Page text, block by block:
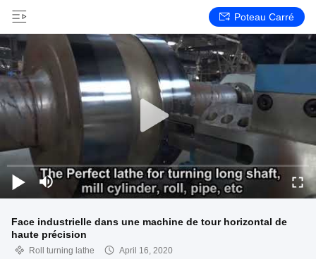
Poteau Carré
Face industrielle dans une machine de tour horizontal de
haute précision
Roll turning lathe
April 16, 2020